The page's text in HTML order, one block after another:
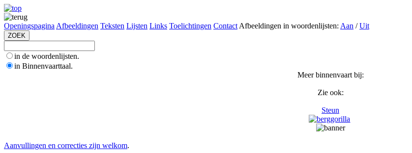
Openingspagina Afbeeldingen Teksten Lijsten Links Toelichtingen Contact Afbeeldingen in woordenlijsten: Aan /Uit
in de woordenlijsten.
in Binnenvaarttaal.
Meer binnenvaart bij:
Zie ook:
Steun
Aanvullingen en correcties zijn welkom.